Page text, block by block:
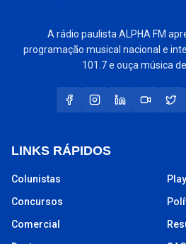
A rádio paulista ALPHA FM
programação musical nacional e
101.7 e ouça música
LINKS RÁPIDOS
Colunistas
Concursos
Comercial